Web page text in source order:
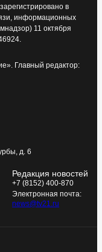
в
информационных
11 октября
Главный редактор:
д. 6
Редакция новостей
+7 (8152) 400-870
Электронная почта:
news@tv21.ru